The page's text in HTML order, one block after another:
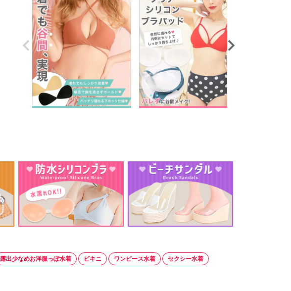
露出少なめお洋服っぽ水着 ビキニ ワンピース水着 セクシー水着